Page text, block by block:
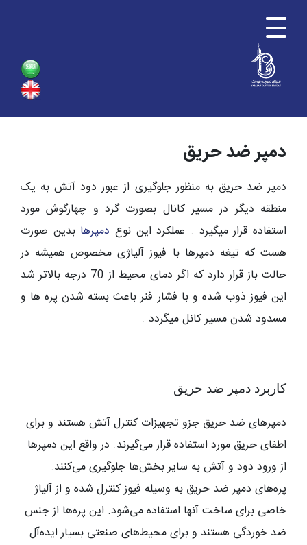
دمپر ضد حریق
دمپر ضد حریقبه منظور جلوگیری از عبور دود آتش به یک
منطقه دیگر در مسیر کانال بصورت گرد و چهارگوش مورد
استفاده قرار میگیرد . عملکرد این نوع دمپرهابدین صورت
هست که تیغه دمپرها با فیوز آلیاژی مخصوص همیشه در
حالت باز قرار دارد که اگر دمای محیط از 70 درجه بالاتر شد
این فیوز ذوب شده و با فشار فنر باعث بسته شدن پره ها و
مسدود شدن مسیر کانل میگردد .
کاربرد دمپر ضد حریق
دمپرهای ضد حریق جزو تجهیزات کنترل آتش هستند و برای
اطفای حریق مورد استفاده قرار می‌گیرند. در واقع این دمپرها
از ورود دود و آتش به سایر بخش‌ها جلوگیری می‌کنند.
پره‌های دمپر ضد حریق به وسیله فیوز کنترل شده و از آلیاژ
خاصی برای ساخت آنها استفاده می‌شود. این پره‌ها از جنس
ضد خوردگی هستند و برای محیط‌های صنعتی بسیار ایده‌آل